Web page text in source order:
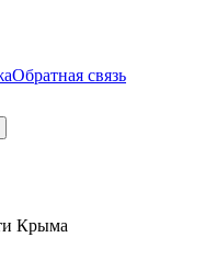
Обратная связь
Крыма